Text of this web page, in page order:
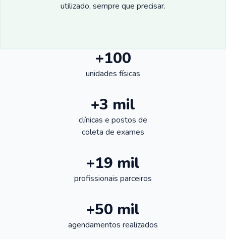
utilizado, sempre que precisar.
+100
unidades físicas
+3 mil
clínicas e postos de
coleta de exames
+19 mil
profissionais parceiros
+50 mil
agendamentos realizados